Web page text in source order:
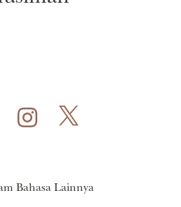
Bahasa Lainnya